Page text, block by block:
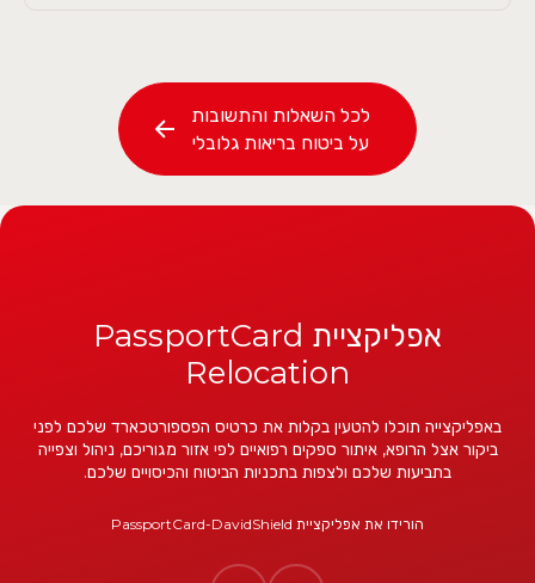
לכל השאלות והתשובות
על ביטוח בריאות גלובלי
אפליקציית PassportCard
Relocation
באפליקצייה תוכלו להטעין בקלות את כרטיס הפספורטכארד שלכם לפני
ביקור אצל הרופא, איתור ספקים רפואיים לפי אזור מגוריכם, ניהול וצפייה
בתביעות שלכם ולצפות בתכניות הביטוח והכיסויים שלכם.
הורידו את אפליקציית PassportCard-DavidShield